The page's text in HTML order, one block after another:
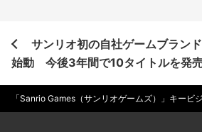
サンリオ初の自社ゲームブラン
始動 今後3年間で10タイトルを発
「Sanrio Games（サンリオゲームズ）」キービ